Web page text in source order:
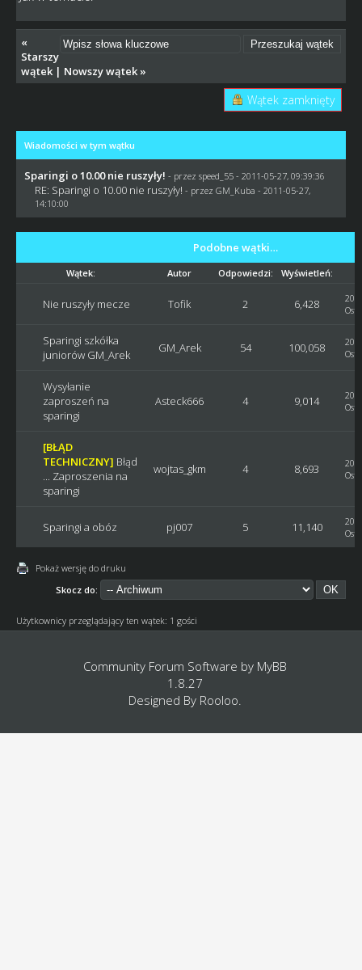
«
Starszy
wątek| Nowszy wątek»
Wątek zamknięty
Wiadomości w tym wątku
Sparingi o 10.00 nie ruszyły! - przez speed_55 - 2011-05-27, 09:39:36
RE: Sparingi o 10.00 nie ruszyły! - przez GM_Kuba - 2011-05-27,
14:10:00
Podobne wątki…
Wątek: Autor Odpowiedzi: Wyświetleń:
Nie ruszyły mecze Tofik 2 6,428
Sparingi szkółka
juniorów GM_Arek
GM_Arek 54 100,058
Wysyłanie
zaproszeń na
sparingi
Asteck666 4 9,014
[BŁĄD
TECHNICZNY] Błąd
... Zaproszenia na
sparingi
wojtas_gkm 4 8,693
Sparingi a obóz pj007 5 11,140
Pokaż wersję do druku
Skocz do:
Użytkownicy przeglądający ten wątek: 1 gości
Community Forum Software by MyBB
1.8.27
Designed By Rooloo